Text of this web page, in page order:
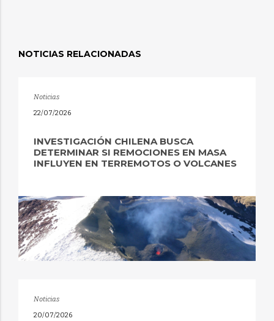
NOTICIAS RELACIONADAS
Noticias
22/07/2026
INVESTIGACIÓN CHILENA BUSCA
DETERMINAR SI REMOCIONES EN MASA
INFLUYEN EN TERREMOTOS O VOLCANES
Noticias
20/07/2026